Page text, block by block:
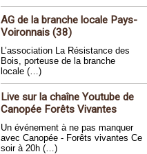
AG de la branche locale Pays-
Voironnais (38)
L’association La Résistance des
Bois, porteuse de la branche
locale (…)
Live sur la chaîne Youtube de
Canopée Forêts Vivantes
Un événement à ne pas manquer
avec Canopée - Forêts vivantes Ce
soir à 20h (…)